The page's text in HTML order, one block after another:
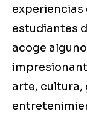
experiencias
estudiantes
acoge
arte, cultura,